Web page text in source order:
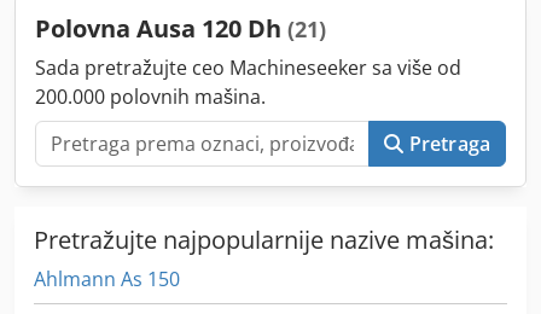
Polovna Ausa 120 Dh (21)
Sada pretražujte ceo Machineseeker sa više od
200.000 polovnih mašina.
Pretraga
Pretražujte najpopularnije nazive mašina:
Ahlmann As 150